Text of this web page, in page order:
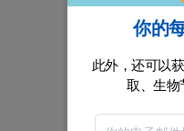
你的
此外，还可以
取、生物